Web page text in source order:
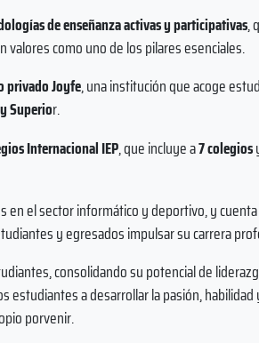
de enseñanza activas y participativas,
como uno de los pilares esenciales.
privado Joyfe, una institución que acoge
Superior.
Internacional IEP, que incluye a7 colegios
en el sector informático y deportivo, y
y egresados impulsar su carrera
consolidando su potencial de
estudiantes a desarrollar la pasión,
porvenir.